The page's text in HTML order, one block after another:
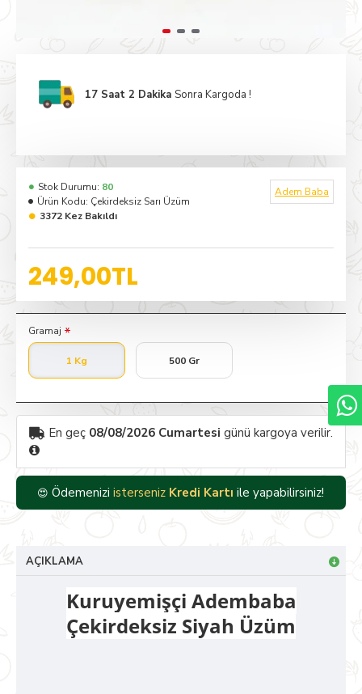
17 Saat 2 Dakika Sonra Kargoda !
249,00TL
Stok Durumu: 80
Ürün Kodu: Çekirdeksiz Sarı Üzüm
Adem Baba
3372 Kez Bakıldı
Gramaj
1 Kg 500 Gr
En geç 08/08/2026 Cumartesi günü kargoya verilir.
😍 Ödemeniziisterseniz Kredi Kartı ile yapabilirsiniz!
AÇIKLAMA
Kuruyemişçi Adembaba
Çekirdeksiz Siyah Üzüm